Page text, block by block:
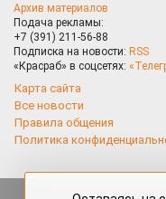
Архив материалов
Подача рекламы:
+7 (391) 211-56-88
Подписка на новости: RSS
«Красраб» в соцсетях:
Карта сайта
Все новости
Правила общения
Политика